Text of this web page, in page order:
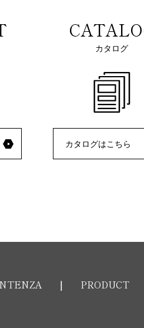
カタログ
カタログはこちら
PRODUCT